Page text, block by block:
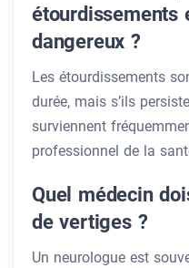
étourdissements
dangereux ?
Les étourdissements
durée, mais s’ils
surviennent
professionnel de la
Quel médecin
de vertiges ?
Un neurologue est